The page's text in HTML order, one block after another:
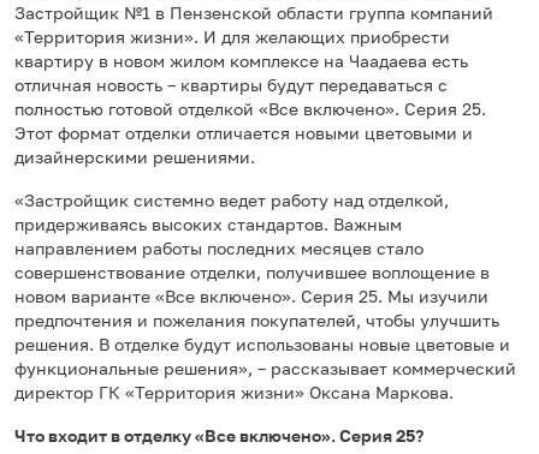
Застройщик №1 в Пензенской области группа компаний
«Территория жизни». И для желающих приобрести
квартиру в новом жилом комплексе на Чаадаева есть
отличная новость – квартиры будут передаваться с
полностью готовой отделкой «Все включено». Серия 25.
Этот формат отделки отличается новыми цветовыми и
дизайнерскими решениями.
«Застройщик системно ведет работу над отделкой,
придерживаясь высоких стандартов. Важным
направлением работы последних месяцев стало
совершенствование отделки, получившее воплощение в
новом варианте «Все включено». Серия 25. Мы изучили
предпочтения и пожелания покупателей, чтобы улучшить
решения. В отделке будут использованы новые цветовые и
функциональные решения», – рассказывает коммерческий
директор ГК «Территория жизни» Оксана Маркова.
Что входит в отделку «Все включено». Серия 25?